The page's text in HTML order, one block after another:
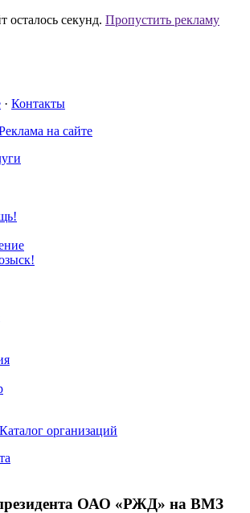
осталось секунд. Пропустить рекламу
· Контакты
на сайте
Каталог организаций
ОАО «РЖД» на ВМЗ